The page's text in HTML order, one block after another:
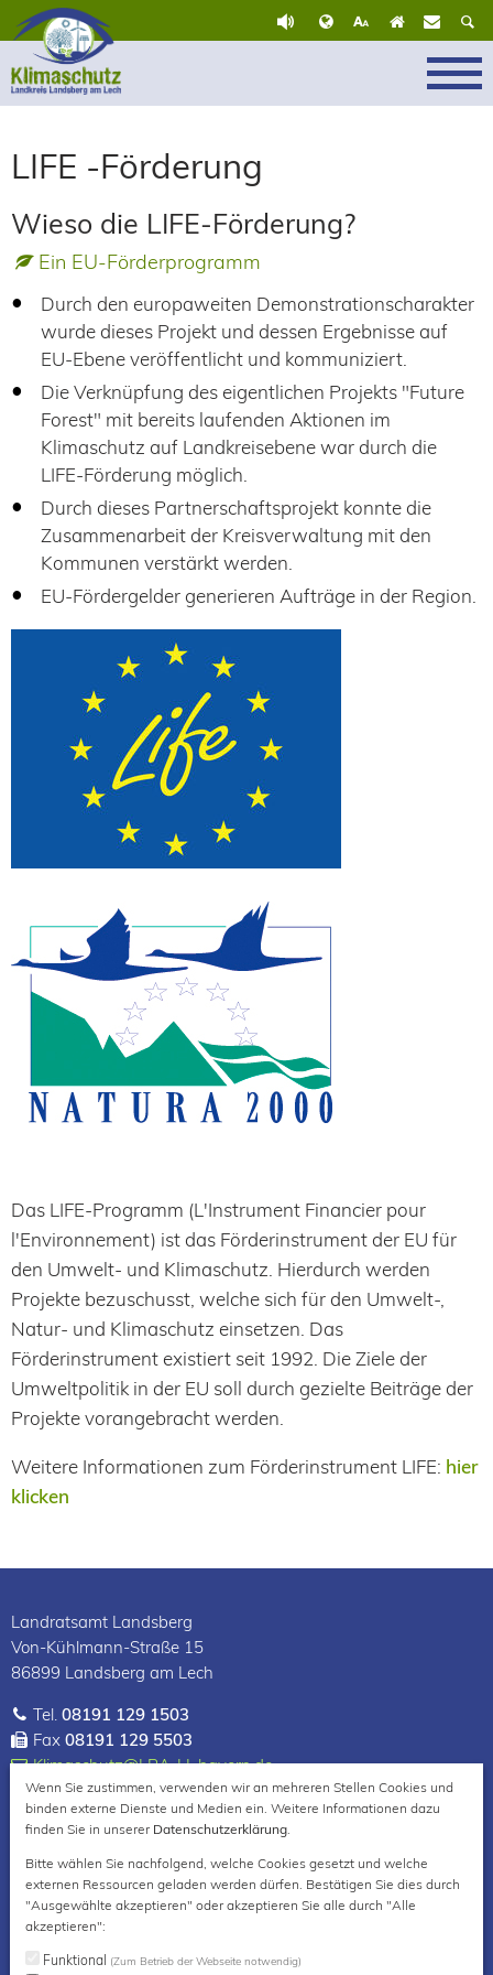
LIFE -Förderung
Wieso die LIFE-Förderung?
Ein EU-Förderprogramm
Durch den europaweiten Demonstrationscharakter
wurde dieses Projekt und dessen Ergebnisse auf
EU-Ebene veröffentlicht und kommuniziert.
Die Verknüpfung des eigentlichen Projekts "Future
Forest" mit bereits laufenden Aktionen im
Klimaschutz auf Landkreisebene war durch die
LIFE-Förderung möglich.
Durch dieses Partnerschaftsprojekt konnte die
Zusammenarbeit der Kreisverwaltung mit den
Kommunen verstärkt werden.
EU-Fördergelder generieren Aufträge in der Region.
Das LIFE-Programm (L'Instrument Financier pour
l'Environnement) ist das Förderinstrument der EU für
den Umwelt- und Klimaschutz. Hierdurch werden
Projekte bezuschusst, welche sich für den Umwelt-,
Natur- und Klimaschutz einsetzen. Das
Förderinstrument existiert seit 1992. Die Ziele der
Umweltpolitik in der EU soll durch gezielte Beiträge der
Projekte vorangebracht werden.
Weitere Informationen zum Förderinstrument LIFE: hier
klicken
Landratsamt Landsberg
Von-Kühlmann-Straße 15
86899 Landsberg am Lech
Tel. 08191 129 1503
Fax 08191 129 5503
Klimaschutz@LRA-LL.bayern.de
Facebook
Instagram
Impressum
Datenschutzerklärung
Datenschutzeinstellungen
Über uns
Wenn Sie zustimmen, verwenden wir an mehreren Stellen Cookies und
binden externe Dienste und Medien ein. Weitere Informationen dazu
finden Sie in unserer Datenschutzerklärung
Bitte wählen Sie nachfolgend, welche Cookies gesetzt und welche
externen Ressourcen geladen werden dürfen. Bestätigen Sie dies durch
"Ausgewählte akzeptieren" oder akzeptieren Sie alle durch "Alle
akzeptieren":
Funktional (Zum Betrieb der Webseite notwendig)